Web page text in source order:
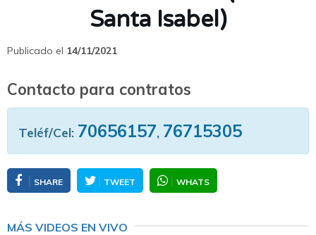
Santa Isabel)
Publicado el 14/11/2021
Contacto para contratos
Teléf/Cel: 70656157, 76715305
SHARE TWEET WHATS
MÁS VIDEOS EN VIVO